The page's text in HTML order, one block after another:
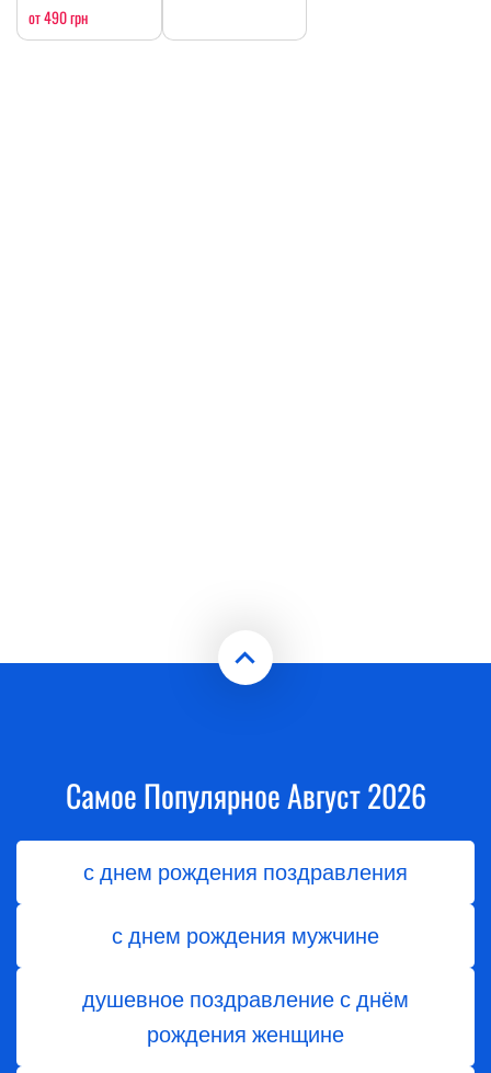
от 490 грн
Самое Популярное Август 2026
с днем рождения поздравления
с днем рождения мужчине
душевное поздравление с днём
рождения женщине